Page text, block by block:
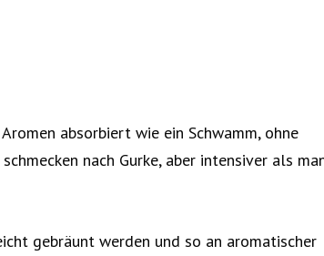
absorbiert wie ein Schwamm, ohne
nach Gurke, aber intensiver als
gebräunt werden und so an aromatischer